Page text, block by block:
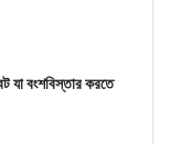
বংশবিস্তার করতে